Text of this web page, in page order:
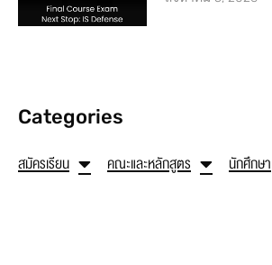
Categories
สมัครเรียน คณะและหลักสูตร นักศึกษา